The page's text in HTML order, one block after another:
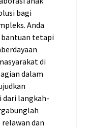
bagi
Anda
bantuan tetapi
di
dalam
dari langkah-
dan